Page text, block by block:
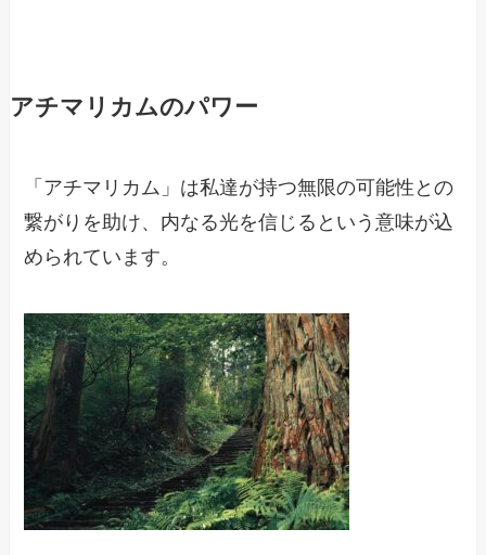
アチマリカムのパワー
「アチマリカム」は私達が持つ無限の可能性との
繋がりを助け、内なる光を信じるという意味が込
められています。